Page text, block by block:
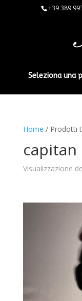
+39 389
Seleziona una
Home / Prodotti
Visualizzazione